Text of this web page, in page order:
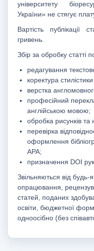
університету
України» не стягує
Вартість публікації
гривень.
Збір за обробку статті
редагування
коректура
верстка
професійний
англійською мовою;
обробка рисунків та
перевірка
оформлення
АРА;
призначення DОІ
Звільняються від будь-
опрацювання,
статей, поданих
освіти, бюджетної
одноосібно (без